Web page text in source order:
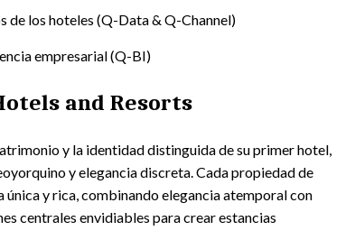
de los hoteles (Q-Data & Q-Channel)
empresarial (Q-BI)
and Resorts
y la identidad distinguida de su primer hotel,
y elegancia discreta. Cada propiedad de
única y rica, combinando elegancia atemporal con
centrales envidiables para crear estancias